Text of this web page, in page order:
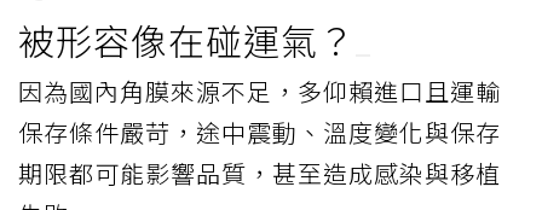
被形容像在碰運氣？
因為國內角膜來源不足，多仰賴進口且運輸
保存條件嚴苛，途中震動、溫度變化與保存
期限都可能影響品質，甚至造成感染與移植